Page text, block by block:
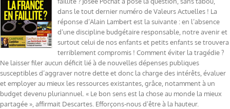
dans le tout dernier numéro de Valeurs Actuelles ! La
réponse d’Alain Lambert est la suivante : en l’absence
d’une discipline budgétaire responsable, notre avenir et
surtout celui de nos enfants et petits enfants se trouvera
terriblement compromis ! Comment éviter la tragédie ?
Ne laisser filer aucun déficit lié à de nouvelles dépenses publiques
susceptibles d’aggraver notre dette et donc la charge des intérêts, évaluer
et employer au mieux les ressources existantes, grâce, notamment à un
budget devenu pluriannuel. « Le bon sens est la chose au monde la mieux
partagée », affirmait Descartes. Efforçons-nous d’être à la hauteur.